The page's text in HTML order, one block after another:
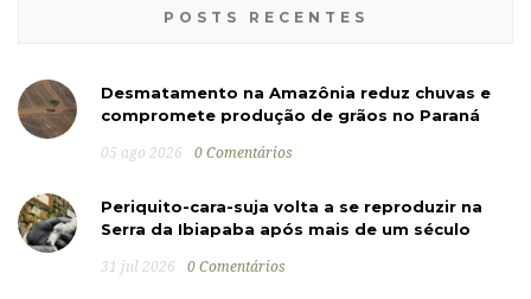
POSTS RECENTES
Desmatamento na Amazônia reduz chuvas e
compromete produção de grãos no Paraná
05 ago 2026 0 Comentários
Periquito-cara-suja volta a se reproduzir na
Serra da Ibiapaba após mais de um século
31 jul 2026 0 Comentários